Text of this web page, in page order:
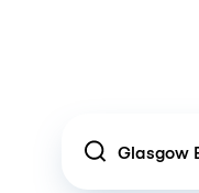
Location